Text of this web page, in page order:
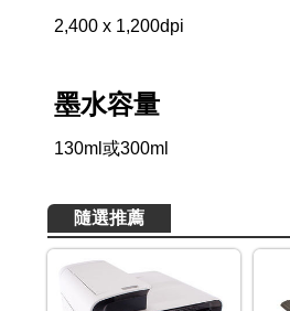
2,400 x 1,200dpi
墨水容
130ml或
隨選推薦